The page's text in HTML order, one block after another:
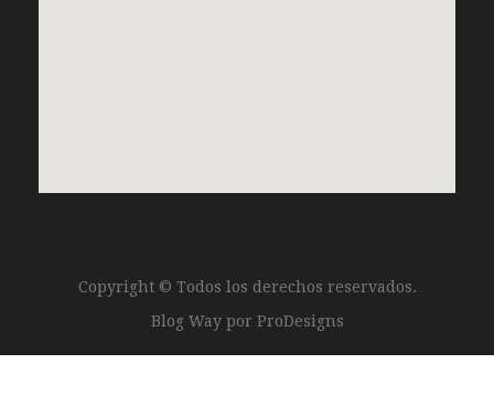
Copyright © Todos los derechos reservados.
Blog Way por ProDesigns